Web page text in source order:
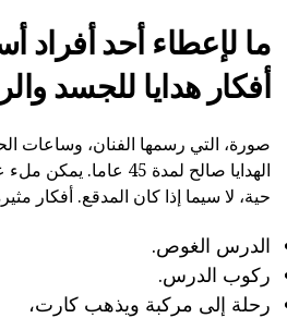
ما لإعطاء أحد أفراد
أفكار هدايا للجسد
صورة، التي رسمها الفنان، وساعات
الهدايا صالح لمدة 45
حية، لا سيما إذا كان المدقع. أفكار
الدرس الغوص.
ركوب الدرس.
رحلة إلى مركبة ويذهب كارت،